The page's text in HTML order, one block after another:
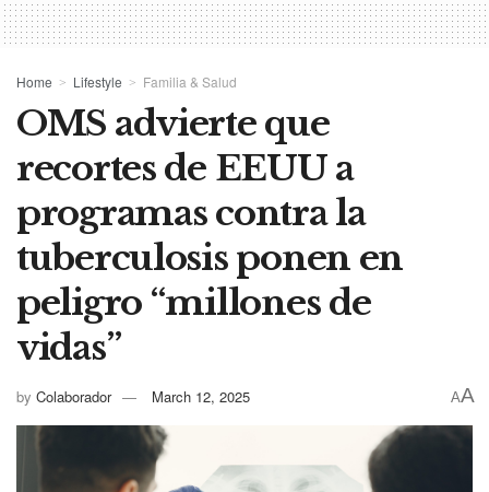
Home Lifestyle Familia & Salud
OMS advierte que
recortes de EEUU a
programas contra la
tuberculosis ponen en
peligro “millones de
vidas”
by Colaborador March 12, 2025 AA